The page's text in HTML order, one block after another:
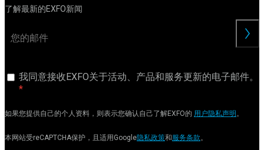
了解最新的EXFO新闻
我同意接收EXFO关于活动、产品和服务更新的电子邮件。
如果您提供自己的个人资料，则表示您确认自己了解EXFO的 用户隐私声明 。
本网站受reCAPTCHA保护，且适用Google隐私政策和服务条款。